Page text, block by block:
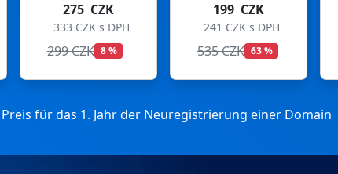
199 CZK
241 CZK s DPH
535 CZK 63 %
199 CZK
241 CZK s DPH
699 CZK 72 %
für das 1. Jahr der Neuregistrierung einer Domain